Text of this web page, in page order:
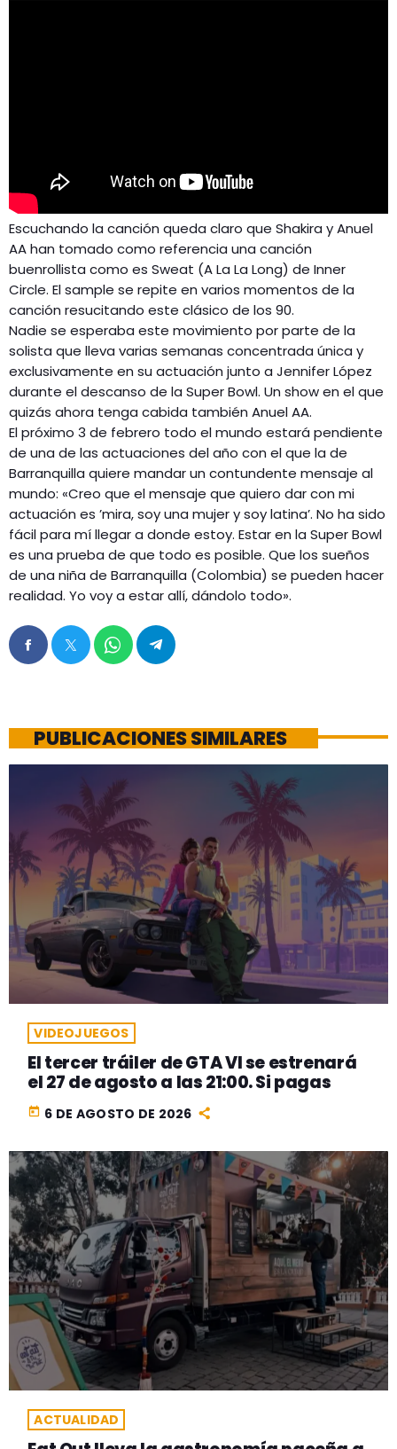
Escuchando la canción queda claro que Shakira y Anuel
AA han tomado como referencia una canción
buenrollista como es Sweat (A La La Long) de Inner
Circle. El sample se repite en varios momentos de la
canción resucitando este clásico de los 90.
Nadie se esperaba este movimiento por parte de la
solista que lleva varias semanas concentrada única y
exclusivamente en su actuación junto a Jennifer López
durante el descanso de la Super Bowl. Un show en el que
quizás ahora tenga cabida también Anuel AA.
El próximo 3 de febrero todo el mundo estará pendiente
de una de las actuaciones del año con el que la de
Barranquilla quiere mandar un contundente mensaje al
mundo: «Creo que el mensaje que quiero dar con mi
actuación es ’mira, soy una mujer y soy latina’. No ha sido
fácil para mí llegar a donde estoy. Estar en la Super Bowl
es una prueba de que todo es posible. Que los sueños
de una niña de Barranquilla (Colombia) se pueden hacer
realidad. Yo voy a estar allí, dándolo todo».
PUBLICACIONES SIMILARES
VIDEOJUEGOS
El tercer tráiler de GTA VI se estrenará
el 27 de agosto a las 21:00. Si pagas
today 6 DE AGOSTO DE 2026
ACTUALIDAD